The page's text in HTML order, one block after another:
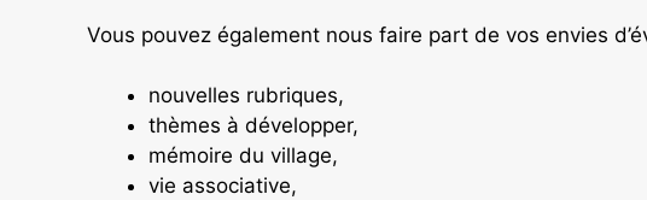
Vous pouvez également nous faire part de vos envies
nouvelles rubriques,
thèmes à développer,
mémoire du village,
vie associative,